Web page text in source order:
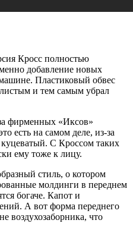
Кросс полностью
добавление новых
Пластиковый обвес
и тем самым убрал
фирменных «Иксов»
есть на самом деле, из-за
С Кроссом таких
ему тоже к лицу.
стиль, о котором
молдинги в переднем
богаче. Капот и
А вот форма переднего
воздухозаборника, что